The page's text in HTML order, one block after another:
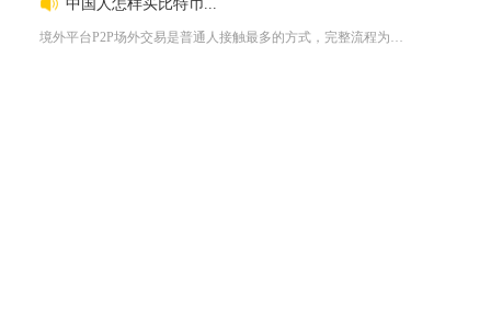
中国人怎样买比特币...
境外平台P2P场外交易是普通人接触最多的方式，完整流程为先完...